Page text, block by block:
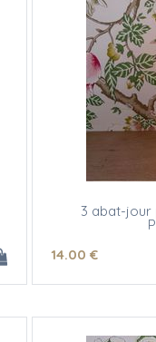
3 abat-jour
14.00 €